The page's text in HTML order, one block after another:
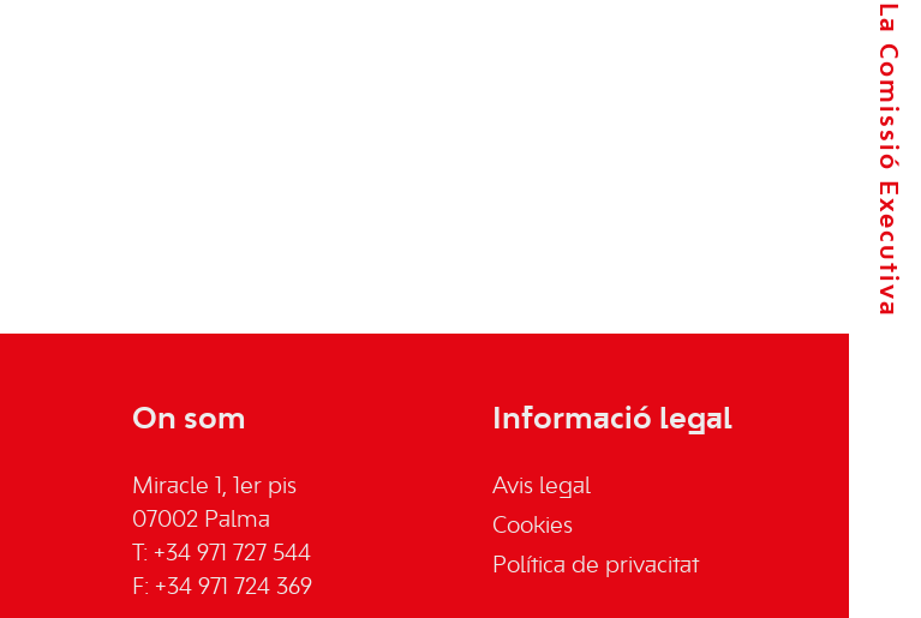
La Comissió Executiva
On som
Miracle 1, 1er pis
07002 Palma
T: +34 971 727 544
F: +34 971 724 369
Informació legal
Avis legal
Cookies
Política de privacitat